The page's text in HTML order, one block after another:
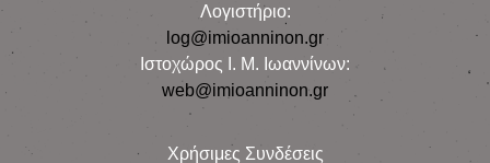
Λογιστήριο:
log@imioanninon.gr
Ιστοχώρος Ι. Μ. Ιωαννίνων:
web@imioanninon.gr
Χρήσιμες Συνδέσεις